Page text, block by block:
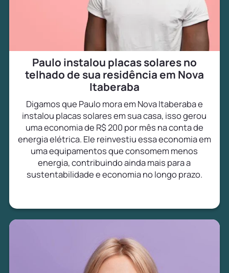
Paulo instalou placas solares no
telhado de sua residência em Nova
Itaberaba
Digamos que Paulo mora em Nova Itaberaba e
instalou placas solares em sua casa, isso gerou
uma economia de R$ 200 por mês na conta de
energia elétrica. Ele reinvestiu essa economia em
uma equipamentos que consomem menos
energia, contribuindo ainda mais para a
sustentabilidade e economia no longo prazo.